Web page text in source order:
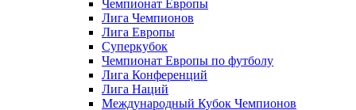
Чемпионат Европы
Лига Чемпионов
Лига Европы
Суперкубок
Чемпионат Европы по футболу
Лига Конференций
Лига Наций
Международный Кубок Чемпионов